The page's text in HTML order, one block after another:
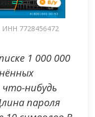
7728456472
1 000 000
нибудь
пароля